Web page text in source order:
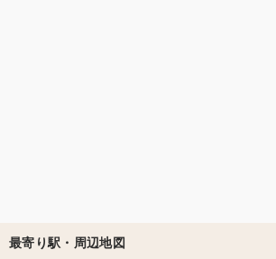
最寄り駅・周辺地図